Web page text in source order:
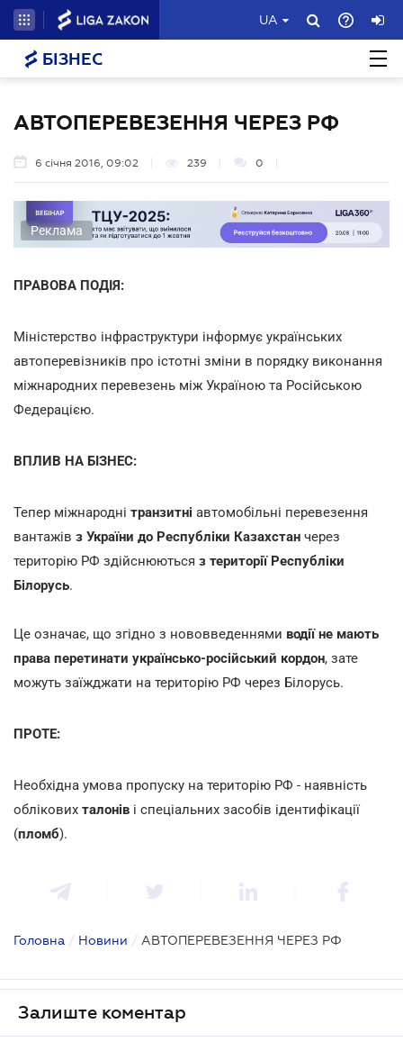
UA
БІЗНЕС
АВТОПЕРЕВЕЗЕННЯ ЧЕРЕЗ РФ
6 січня 2016, 09:02 239 0
Реклама
ПРАВОВА ПОДІЯ:
Міністерство інфраструктури інформує українських
автоперевізників про істотні зміни в порядку виконання
міжнародних перевезень між Україною та Російською
Федерацією.
ВПЛИВ НА БІЗНЕС:
Тепер міжнародні транзитні автомобільні перевезення
вантажів з України до Республіки Казахстан через
територію РФ здійснюються з території Республіки
Білорусь.
Це означає, що згідно з нововведеннями водії не мають
права перетинати українсько-російський кордон, зате
можуть заїжджати на територію РФ через Білорусь.
ПРОТЕ:
Необхідна умова пропуску на територію РФ - наявність
облікових талонів і спеціальних засобів ідентифікації
(пломб).
Головна / Новини / АВТОПЕРЕВЕЗЕННЯ ЧЕРЕЗ РФ
Залиште коментар